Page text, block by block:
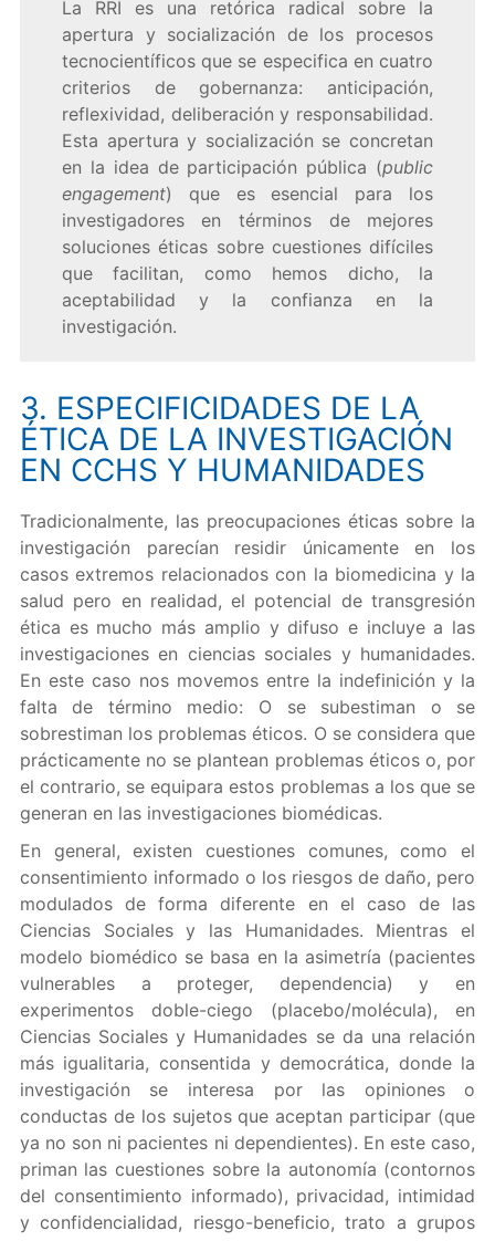
La RRI es una retórica radical sobre la
apertura y socialización de los procesos
tecnocientíficos que se especifica en cuatro
criterios de gobernanza: anticipación,
reflexividad, deliberación y responsabilidad.
Esta apertura y socialización se concretan
en la idea de participación pública (public
engagement) que es esencial para los
investigadores en términos de mejores
soluciones éticas sobre cuestiones difíciles
que facilitan, como hemos dicho, la
aceptabilidad y la confianza en la
investigación.
3. ESPECIFICIDADES DE LA
ÉTICA DE LA INVESTIGACIÓN
EN CCHS Y HUMANIDADES
Tradicionalmente, las preocupaciones éticas sobre la
investigación parecían residir únicamente en los
casos extremos relacionados con la biomedicina y la
salud pero en realidad, el potencial de transgresión
ética es mucho más amplio y difuso e incluye a las
investigaciones en ciencias sociales y humanidades.
En este caso nos movemos entre la indefinición y la
falta de término medio: O se subestiman o se
sobrestiman los problemas éticos. O se considera que
prácticamente no se plantean problemas éticos o, por
el contrario, se equipara estos problemas a los que se
generan en las investigaciones biomédicas.
En general, existen cuestiones comunes, como el
consentimiento informado o los riesgos de daño, pero
modulados de forma diferente en el caso de las
Ciencias Sociales y las Humanidades. Mientras el
modelo biomédico se basa en la asimetría (pacientes
vulnerables a proteger, dependencia) y en
experimentos doble-ciego (placebo/molécula), en
Ciencias Sociales y Humanidades se da una relación
más igualitaria, consentida y democrática, donde la
investigación se interesa por las opiniones o
conductas de los sujetos que aceptan participar (que
ya no son ni pacientes ni dependientes). En este caso,
priman las cuestiones sobre la autonomía (contornos
del consentimiento informado), privacidad, intimidad
y confidencialidad, riesgo-beneficio, trato a grupos